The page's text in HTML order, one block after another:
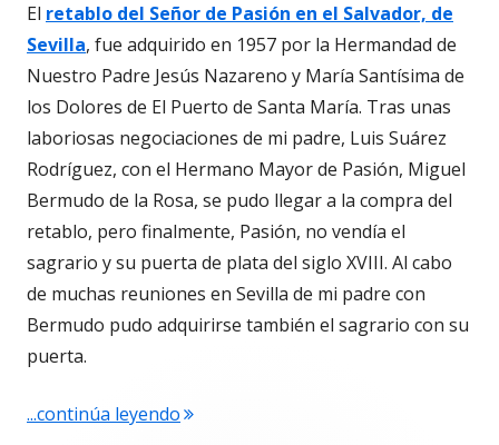
El retablo del Señor de Pasión en el Salvador, de
Sevilla, fue adquirido en 1957 por la Hermandad de
Nuestro Padre Jesús Nazareno y María Santísima de
los Dolores de El Puerto de Santa María. Tras unas
laboriosas negociaciones de mi padre, Luis Suárez
Rodríguez, con el Hermano Mayor de Pasión, Miguel
Bermudo de la Rosa, se pudo llegar a la compra del
retablo, pero finalmente, Pasión, no vendía el
sagrario y su puerta de plata del siglo XVIII. Al cabo
de muchas reuniones en Sevilla de mi padre con
Bermudo pudo adquirirse también el sagrario con su
puerta.
...continúa leyendo"La capilla del Nazareno o de los